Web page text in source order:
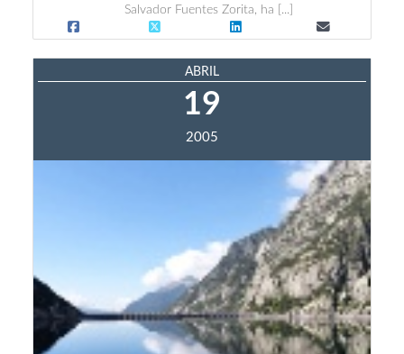
Salvador Fuentes Zorita, ha [...]
ABRIL
19
2005